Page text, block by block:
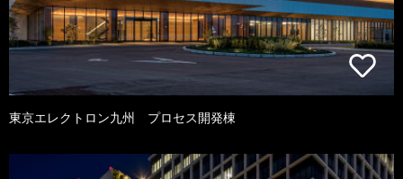
東京エレクトロン九州 プロセス開発棟